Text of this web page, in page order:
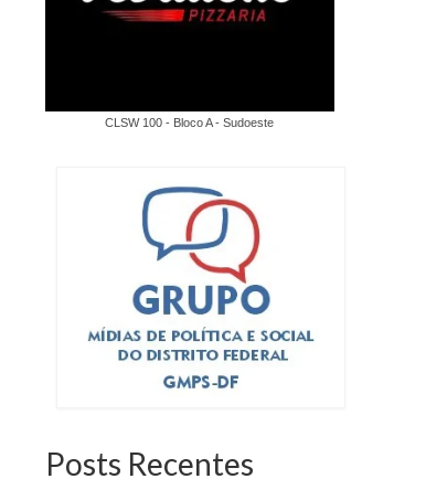
CLSW 100 - Bloco A - Sudoeste
Posts Recentes